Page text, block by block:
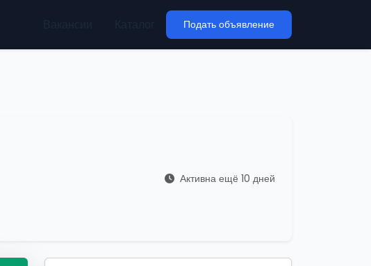
Подать объявление
Активна ещё 10 дней